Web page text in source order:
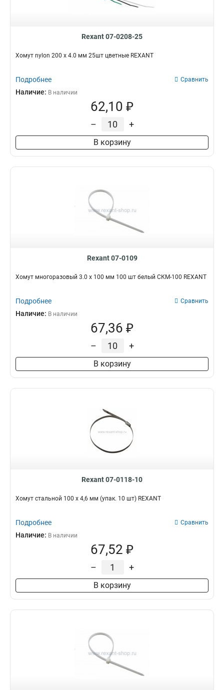
Rexant 07-0208-25
Хомут nylon 200 х 4.0 мм 25шт цветные REXANT
Подробнее Сравнить
Наличие: В наличии
62,10 ₽
– +
В корзину
Rexant 07-0109
Хомут многоразовый 3.0 х 100 мм 100 шт белый СКМ-100 REXANT
Подробнее Сравнить
Наличие: В наличии
67,36 ₽
– +
В корзину
Rexant 07-0118-10
Хомут стальной 100 x 4,6 мм (упак. 10 шт) REXANT
Подробнее Сравнить
Наличие: В наличии
67,52 ₽
– +
В корзину